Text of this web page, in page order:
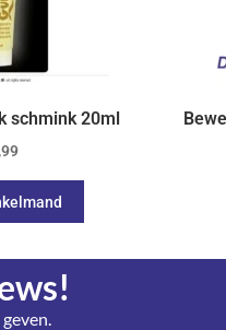
schmink 20ml